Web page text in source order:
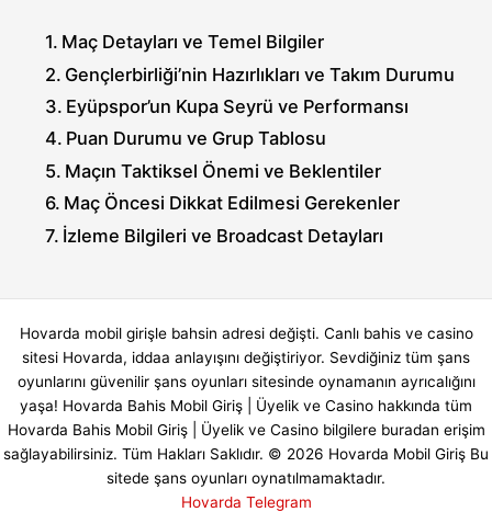
Maç Detayları ve Temel Bilgiler
Gençlerbirliği’nin Hazırlıkları ve Takım Durumu
Eyüpspor’un Kupa Seyrü ve Performansı
Puan Durumu ve Grup Tablosu
Maçın Taktiksel Önemi ve Beklentiler
Maç Öncesi Dikkat Edilmesi Gerekenler
İzleme Bilgileri ve Broadcast Detayları
Hovarda mobil girişle bahsin adresi değişti. Canlı bahis ve casino
sitesi Hovarda, iddaa anlayışını değiştiriyor. Sevdiğiniz tüm şans
oyunlarını güvenilir şans oyunları sitesinde oynamanın ayrıcalığını
yaşa! Hovarda Bahis Mobil Giriş | Üyelik ve Casino hakkında tüm
Hovarda Bahis Mobil Giriş | Üyelik ve Casino bilgilere buradan erişim
sağlayabilirsiniz. Tüm Hakları Saklıdır. © 2026 Hovarda Mobil Giriş Bu
sitede şans oyunları oynatılmamaktadır.
Hovarda Telegram